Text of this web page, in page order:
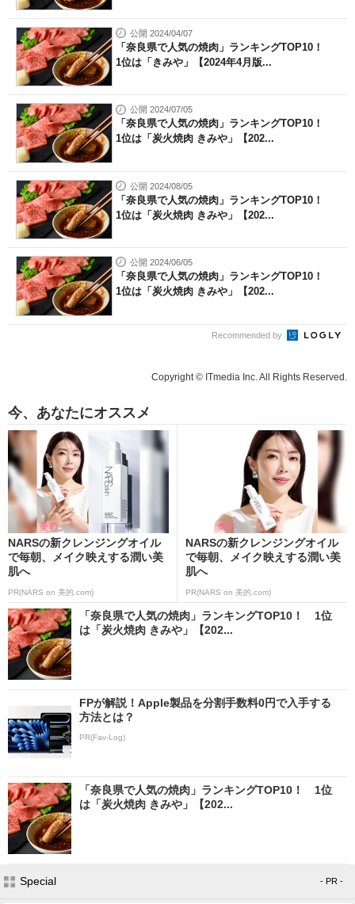
公開 2024/04/07
「奈良県で人気の焼肉」ランキングTOP10！
1位は「きみや」【2024年4月版...
公開 2024/07/05
「奈良県で人気の焼肉」ランキングTOP10！
1位は「炭火焼肉 きみや」【202...
公開 2024/08/05
「奈良県で人気の焼肉」ランキングTOP10！
1位は「炭火焼肉 きみや」【202...
公開 2024/06/05
「奈良県で人気の焼肉」ランキングTOP10！
1位は「炭火焼肉 きみや」【202...
Recommended by
Copyright © ITmedia Inc. All Rights Reserved.
今、あなたにオススメ
NARSの新クレンジングオイル
で毎朝、メイク映えする潤い美
肌へ
PR(NARS on 美的.com)
NARSの新クレンジングオイル
で毎朝、メイク映えする潤い美
肌へ
PR(NARS on 美的.com)
「奈良県で人気の焼肉」ランキングTOP10！ 1位
は「炭火焼肉 きみや」【202...
FPが解説！Apple製品を分割手数料0円で入手する
方法とは？
PR(Fav-Log)
「奈良県で人気の焼肉」ランキングTOP10！ 1位
は「炭火焼肉 きみや」【202...
Special - PR -